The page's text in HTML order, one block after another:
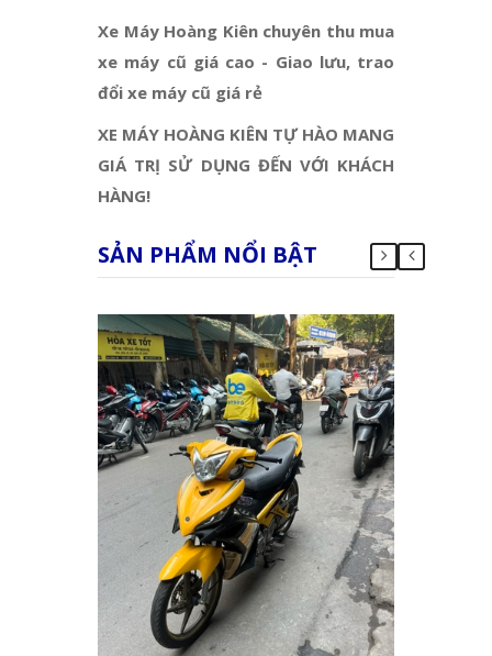
Xe Máy Hoàng Kiên chuyên thu mua
xe máy cũ giá cao - Giao lưu, trao
đổi xe máy cũ giá rẻ
XE MÁY HOÀNG KIÊN TỰ HÀO MANG
GIÁ TRỊ SỬ DỤNG ĐẾN VỚI KHÁCH
HÀNG!
SẢN PHẨM NỔI BẬT